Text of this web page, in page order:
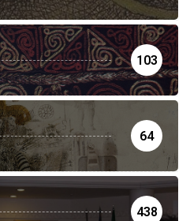
103
64
438